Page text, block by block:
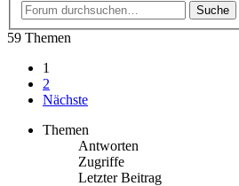
Suche
59 Themen
1
2
Nächste
Themen
Antworten
Zugriffe
Letzter Beitrag